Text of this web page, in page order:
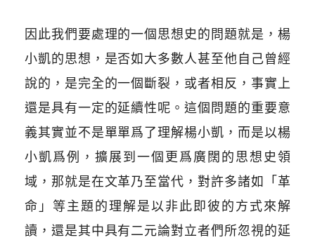
因此我們要處理的一個思想史的問題就是，楊
小凱的思想，是否如大多數人甚至他自己曾經
說的，是完全的一個斷裂，或者相反，事實上
還是具有一定的延續性呢。這個問題的重要意
義其實並不是單單爲了理解楊小凱，而是以楊
小凱爲例，擴展到一個更爲廣闊的思想史領
域，那就是在文革乃至當代，對許多諸如「革
命」等主題的理解是以非此即彼的方式來解
讀，還是其中具有二元論對立者們所忽視的延